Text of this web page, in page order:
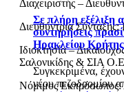
Σε πλήρη εξέλιξη
συντηρήσεις
Ηρακλείου Κρήτης
Συγκεκριμένα,
νέου πεζοδρομίου
Διαχειριστής –
Διευθύντρια
Ιδιοκτησία –
Σαλονικίδης & ΣΙΑ
Νόμιμος Εκπρόσωπος: